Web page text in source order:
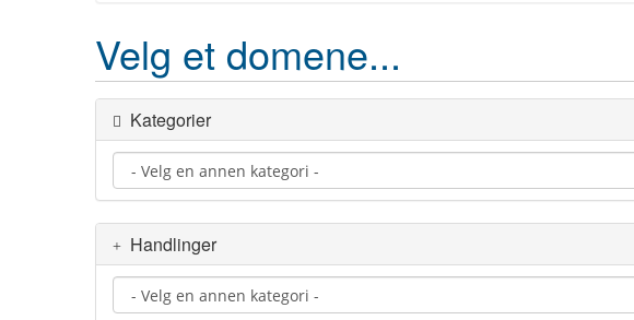
Velg et domene...
Kategorier
Handlinger